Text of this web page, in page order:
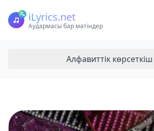
iLyrics.net
Аудармасы бар мәтіндер
Алфавиттік көрсеткіш